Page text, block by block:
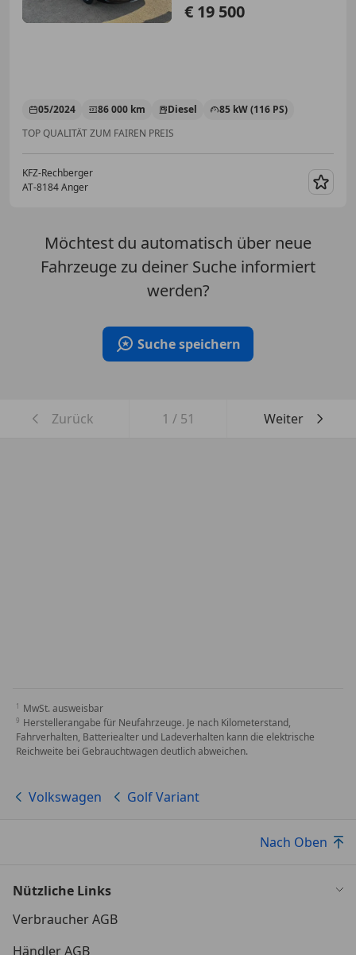
€ 19 500
05/2024 86 000 km Diesel
85 kW (116 PS)
TOP QUALITÄT ZUM FAIREN PREIS
KFZ-Rechberger
AT-8184 Anger
Möchtest du automatisch über neue
Fahrzeuge zu deiner Suche informiert
werden?
Suche speichern
Zurück 1 / 51 Weiter
MwSt. ausweisbar
Herstellerangabe für Neufahrzeuge. Je nach Kilometerstand,
Fahrverhalten, Batteriealter und Ladeverhalten kann die elektrische
Reichweite bei Gebrauchtwagen deutlich abweichen.
Volkswagen Golf Variant
Nach Oben
Nützliche Links
Verbraucher AGB
Händler AGB